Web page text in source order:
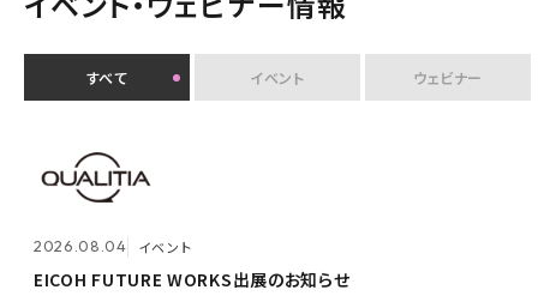
すべて イベント ウェビナー
2026.08.04 イベント
EICOH FUTURE WORKS出展のお知らせ
2026.08.04 イベント
EICOH FUTURE WORKS出展のお知らせ
2026.07.30
クオリティアユーザー会『&NEXT』を9月4日に初開
催 〜リアルな交流を通じて、経営理念「つなげる・つな
がる想いを未来へつなぐ」を体現〜